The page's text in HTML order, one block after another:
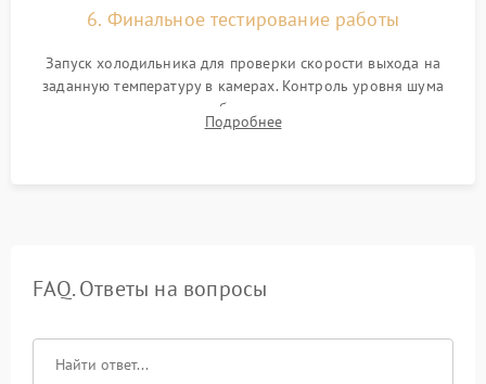
6. Финальное тестирование работы
Запуск холодильника для проверки скорости выхода на
заданную температуру в камерах. Контроль уровня шума
компрессора, отсутствия обмерзания стенок и корректного
срабатывания системы автоматической оттайки.
Подробнее
FAQ. Ответы на вопросы